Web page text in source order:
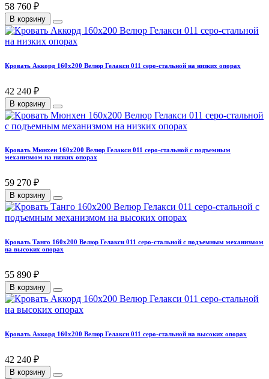
58 760 ₽
В корзину
Кровать Аккорд 160х200 Велюр Гелакси 011 серо-стальной на низких опорах
42 240 ₽
В корзину
Кровать Мюнхен 160х200 Велюр Гелакси 011 серо-стальной с подъемным
механизмом на низких опорах
59 270 ₽
В корзину
Кровать Танго 160х200 Велюр Гелакси 011 серо-стальной с подъемным механизмом
на высоких опорах
55 890 ₽
В корзину
Кровать Аккорд 160х200 Велюр Гелакси 011 серо-стальной на высоких опорах
42 240 ₽
В корзину